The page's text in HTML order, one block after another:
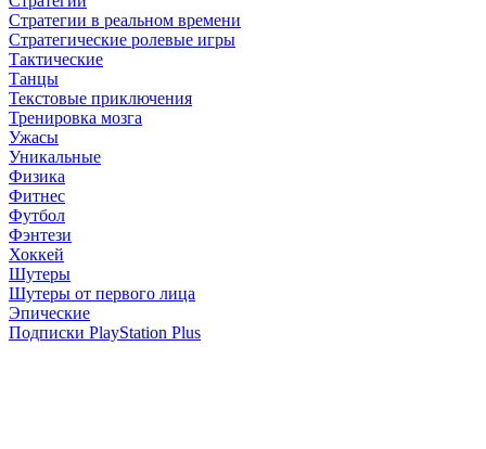
Стратегии в реальном времени
Стратегические ролевые игры
Тактические
Танцы
Текстовые приключения
Тренировка мозга
Ужасы
Уникальные
Физика
Фитнес
Футбол
Фэнтези
Хоккей
Шутеры
Шутеры от первого лица
Эпические
Подписки PlayStation Plus